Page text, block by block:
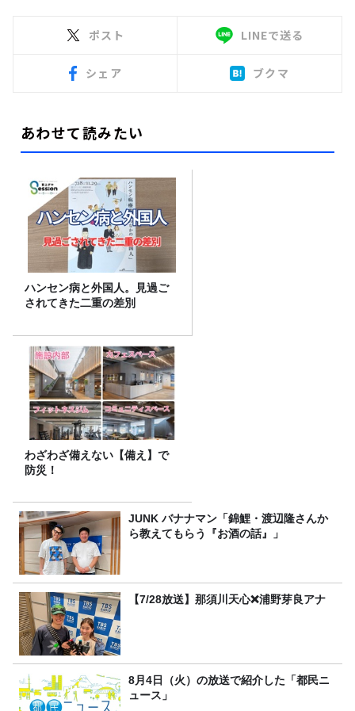
ポスト LINEで送る
シェア ブクマ
あわせて読みたい
ハンセン病と外国人。見過ご
されてきた二重の差別
わざわざ備えない【備え】で
防災！
JUNK バナナマン「錦鯉・渡辺隆さんか
ら教えてもらう『お酒の話』」
【7/28放送】那須川天心❌浦野芽良アナ
8月4日（火）の放送で紹介した「都民ニ
ュース」